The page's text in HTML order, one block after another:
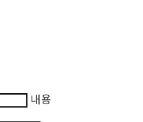
내용